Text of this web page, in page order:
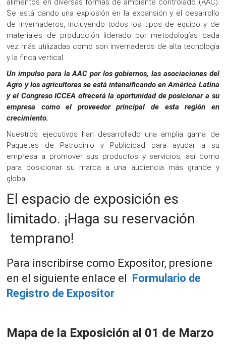
alimentos en diversas formas de ambiente controlado (AAC).
Se está dando una explosión en la expansión y el desarrollo
de invernaderos, incluyendo todos los tipos de equipo y de
materiales de producción liderado por metodologías cada
vez más utilizadas como son invernaderos de alta tecnología
y la finca vertical.
Un impulso para la AAC por los gobiernos, las asociaciones del
Agro y los agricultores se está intensificando en América Latina
y el Congreso ICCEA ofrecerá la oportunidad de posicionar a su
empresa como el proveedor principal de esta región en
crecimiento.
Nuestros ejecutivos han desarrollado una amplia gama de
Paquetes de Patrocinio y Publicidad para ayudar a su
empresa a promover sus productos y servicios, así como
para posicionar su marca a una audiencia más grande y
global.
El espacio de exposición es
limitado. ¡Haga su reservación
temprano!
Para inscribirse como Expositor, presione
en el siguiente enlace el Formulario de
Registro de Expositor
Mapa de la Exposición al 01 de Marzo